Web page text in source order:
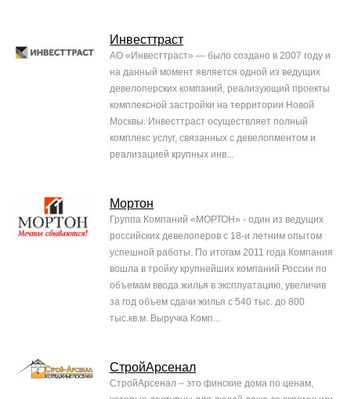
Инвесттраст
АО «Инвесттраст» — было создано в 2007 году и
на данный момент является одной из ведущих
девелоперских компаний, реализующий проекты
комплексной застройки на территории Новой
Москвы. Инвесттраст осуществляет полный
комплекс услуг, связанных с девелопментом и
реализацией крупных инв...
Мортон
Группа Компаний «МОРТОН» - один из ведущих
российских девелоперов с 18-и летним опытом
успешной работы. По итогам 2011 года Компания
вошла в тройку крупнейших компаний России по
объемам ввода жилья в эксплуатацию, увеличив
за год объем сдачи жилья с 540 тыс. до 800
тыс.кв.м. Выручка Комп...
СтройАрсенал
СтройАрсенал – это финские дома по ценам,